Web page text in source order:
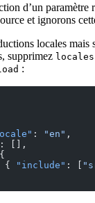
d’un paramètre
et ignorons
locales mais
supprimez locales
:
: "en" ,
: [],
{ "include" : [